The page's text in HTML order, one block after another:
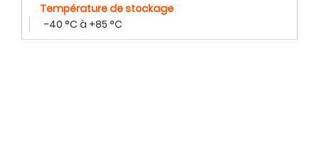
Température de stockage
-40 °C à +85 °C